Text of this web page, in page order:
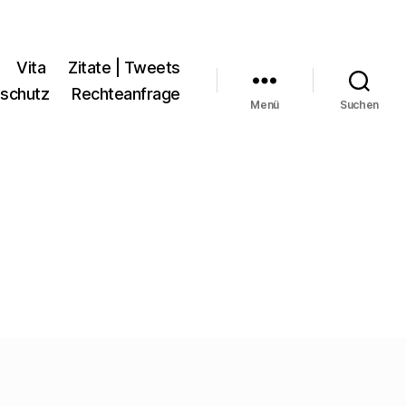
Vita
Zitate | Tweets
Rechteanfrage
Menü Suchen